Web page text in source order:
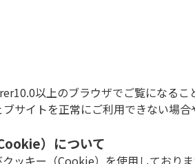
以上のブラウザでご覧になるこ
サイトを正常にご利用できない場
）について
ッキー（Cookie）を使用しており